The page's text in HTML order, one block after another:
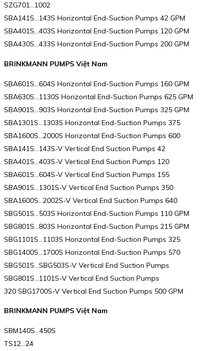
SZG701…1002
SBA141S…143S Horizontal End-Suction Pumps 42 GPM
SBA401S…403S Horizontal End-Suction Pumps 120 GPM
SBA430S…433S Horizontal End-Suction Pumps 200 GPM
BRINKMANN PUMPS Việt Nam
SBA601S…604S Horizontal End-Suction Pumps 160 GPM
SBA630S…1130S Horizontal End-Suction Pumps 625 GPM
SBA901S…903S Horizontal End-Suction Pumps 325 GPM
SBA1301S…1303S Horizontal End-Suction Pumps 375
SBA1600S…2000S Horizontal End-Suction Pumps 600
SBA141S…143S-V Vertical End Suction Pumps 42
SBA401S…403S-V Vertical End Suction Pumps 120
SBA601S…604S-V Vertical End Suction Pumps 155
SBA901S…1301S-V Vertical End Suction Pumps 350
SBA1600S…2002S-V Vertical End Suction Pumps 640
SBG501S…503S Horizontal End-Suction Pumps 110 GPM
SBG801S…803S Horizontal End-Suction Pumps 215 GPM
SBG1101S…1103S Horizontal End-Suction Pumps 325
SBG1400S…1700S Horizontal End-Suction Pumps 570
SBG501S…SBG503S-V Vertical End Suction Pumps
SBG801S…1101S-V Vertical End Suction Pumps
320 SBG1700S-V Vertical End Suction Pumps 500 GPM
BRINKMANN PUMPS Việt Nam
SBM140S…450S
TS12…24